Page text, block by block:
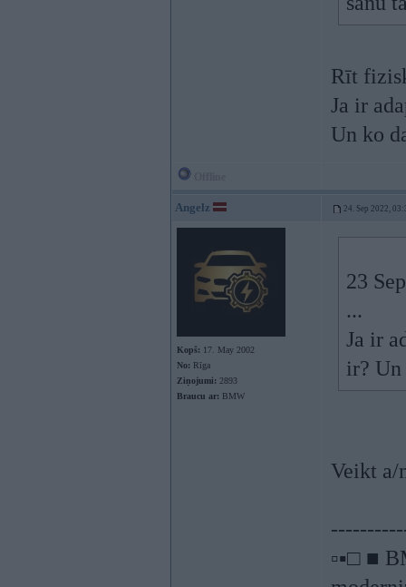
Rīt
Ja ir
Un ko
Angelz 24. Sep 2022,
Kopš: 17. May 2002
No: Rīga
Ziņojumi: 2893
Braucu ar: BMW
23
...
Ja ir
ir? Un
Veikt a/
▫▪□ ■